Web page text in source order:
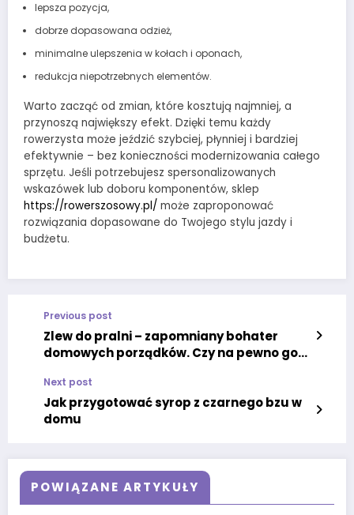
lepsza pozycja,
dobrze dopasowana odzież,
minimalne ulepszenia w kołach i oponach,
redukcja niepotrzebnych elementów.
Warto zacząć od zmian, które kosztują najmniej, a
przynoszą największy efekt. Dzięki temu każdy
rowerzysta może jeździć szybciej, płynniej i bardziej
efektywnie – bez konieczności modernizowania całego
sprzętu. Jeśli potrzebujesz spersonalizowanych
wskazówek lub doboru komponentów, sklep
https://rowerszosowy.pl/ może zaproponować
rozwiązania dopasowane do Twojego stylu jazdy i
budżetu.
Previous post
Zlew do pralni – zapomniany bohater
domowych porządków. Czy na pewno go
Next post
Jak przygotować syrop z czarnego bzu w
domu
POWIĄZANE ARTYKUŁY